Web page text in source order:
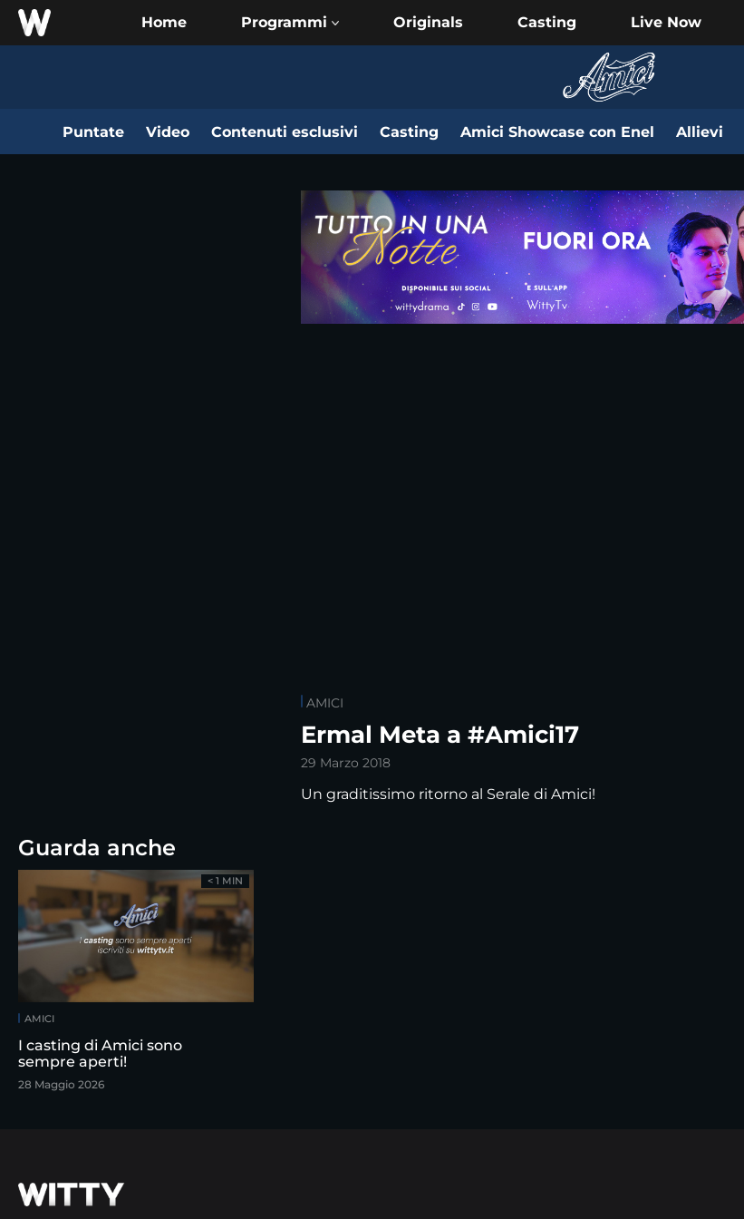
Home Originals Casting Live Now
Puntate Video Contenuti esclusivi Casting Amici Showcase con Enel Allievi
AMICI
Ermal Meta a #Amici17
29 Marzo 2018
Un graditissimo ritorno al Serale di Amici!
Guarda anche
AMICI
I casting di Amici sono
sempre aperti!
28 Maggio 2026
< 1 MIN